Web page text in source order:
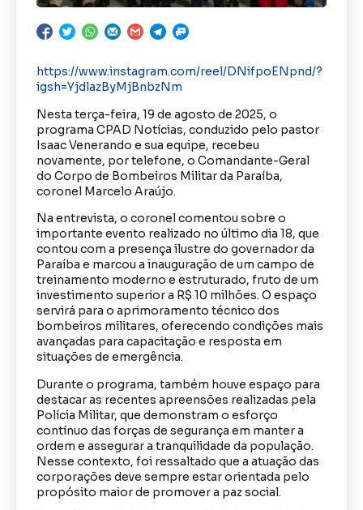
https://www.instagram.com/reel/DNifpoENpnd/?
igsh=YjdlazByMjBnbzNm
Nesta terça-feira, 19 de agosto de 2025, o
programa CPAD Notícias, conduzido pelo pastor
Isaac Venerando e sua equipe, recebeu
novamente, por telefone, o Comandante-Geral
do Corpo de Bombeiros Militar da Paraíba,
coronel Marcelo Araújo.
Na entrevista, o coronel comentou sobre o
importante evento realizado no último dia 18, que
contou com a presença ilustre do governador da
Paraíba e marcou a inauguração de um campo de
treinamento moderno e estruturado, fruto de um
investimento superior a R$ 10 milhões. O espaço
servirá para o aprimoramento técnico dos
bombeiros militares, oferecendo condições mais
avançadas para capacitação e resposta em
situações de emergência.
Durante o programa, também houve espaço para
destacar as recentes apreensões realizadas pela
Polícia Militar, que demonstram o esforço
contínuo das forças de segurança em manter a
ordem e assegurar a tranquilidade da população.
Nesse contexto, foi ressaltado que a atuação das
corporações deve sempre estar orientada pelo
propósito maior de promover a paz social.